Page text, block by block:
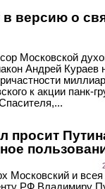
в версию о
Московской
Андрей Кураев
к акции панк-
просит
Московский и
РФ Владимиру